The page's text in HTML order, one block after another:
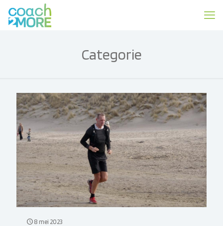
Categorie
8 mei 2023